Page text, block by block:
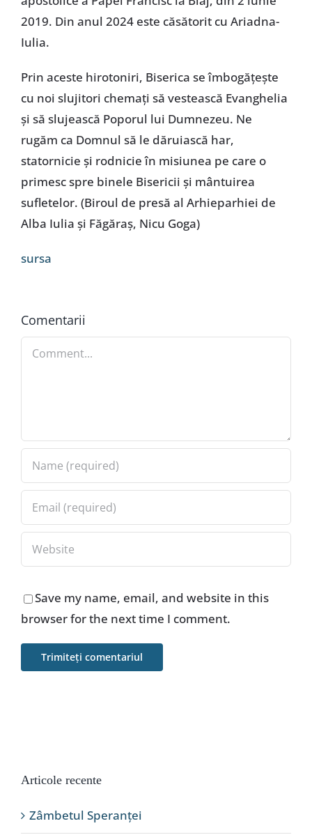
2019. Din anul 2024 este căsătorit cu Ariadna-
Iulia.
Prin aceste hirotoniri, Biserica se îmbogățește
cu noi slujitori chemați să vestească Evanghelia
și să slujească Poporul lui Dumnezeu. Ne
rugăm ca Domnul să le dăruiască har,
statornicie și rodnicie în misiunea pe care o
primesc spre binele Bisericii și mântuirea
sufletelor. (Biroul de presă al Arhieparhiei de
Alba Iulia și Făgăraș, Nicu Goga)
sursa
Comentarii
Comment
Save my name, email, and website in this
browser for the next time I comment.
Articole recente
Zâmbetul Speranței